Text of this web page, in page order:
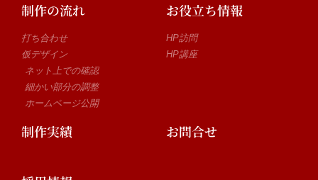
制作の流れ
打ち合わせ
仮デザイン
ネット上での確認
細かい部分の調整
ホームページ公開
お役立ち情報
HP訪問
HP講座
制作実績 お問合せ